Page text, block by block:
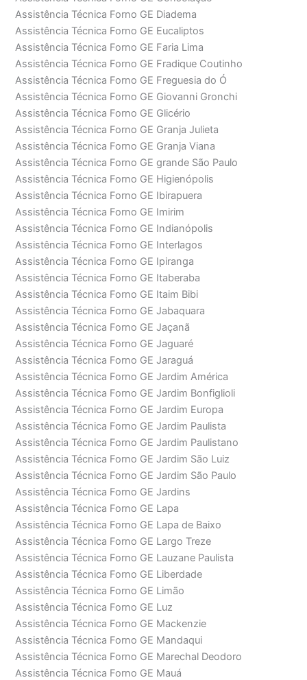
Assistência Técnica Forno GE Diadema
Assistência Técnica Forno GE Eucaliptos
Assistência Técnica Forno GE Faria Lima
Assistência Técnica Forno GE Fradique Coutinho
Assistência Técnica Forno GE Freguesia do Ó
Assistência Técnica Forno GE Giovanni Gronchi
Assistência Técnica Forno GE Glicério
Assistência Técnica Forno GE Granja Julieta
Assistência Técnica Forno GE Granja Viana
Assistência Técnica Forno GE grande São Paulo
Assistência Técnica Forno GE Higienópolis
Assistência Técnica Forno GE Ibirapuera
Assistência Técnica Forno GE Imirim
Assistência Técnica Forno GE Indianópolis
Assistência Técnica Forno GE Interlagos
Assistência Técnica Forno GE Ipiranga
Assistência Técnica Forno GE Itaberaba
Assistência Técnica Forno GE Itaim Bibi
Assistência Técnica Forno GE Jabaquara
Assistência Técnica Forno GE Jaçanã
Assistência Técnica Forno GE Jaguaré
Assistência Técnica Forno GE Jaraguá
Assistência Técnica Forno GE Jardim América
Assistência Técnica Forno GE Jardim Bonfiglioli
Assistência Técnica Forno GE Jardim Europa
Assistência Técnica Forno GE Jardim Paulista
Assistência Técnica Forno GE Jardim Paulistano
Assistência Técnica Forno GE Jardim São Luiz
Assistência Técnica Forno GE Jardim São Paulo
Assistência Técnica Forno GE Jardins
Assistência Técnica Forno GE Lapa
Assistência Técnica Forno GE Lapa de Baixo
Assistência Técnica Forno GE Largo Treze
Assistência Técnica Forno GE Lauzane Paulista
Assistência Técnica Forno GE Liberdade
Assistência Técnica Forno GE Limão
Assistência Técnica Forno GE Luz
Assistência Técnica Forno GE Mackenzie
Assistência Técnica Forno GE Mandaqui
Assistência Técnica Forno GE Marechal Deodoro
Assistência Técnica Forno GE Mauá